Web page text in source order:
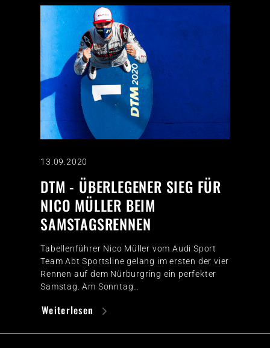
13.09.2020
DTM - ÜBERLEGENER SIEG FÜR
NICO MÜLLER BEIM
SAMSTAGSRENNEN
Tabellenführer Nico Müller vom Audi Sport
Team Abt Sportsline gelang im ersten der vier
Rennen auf dem Nürburgring ein perfekter
Samstag. Am Sonntag…
Weiterlesen